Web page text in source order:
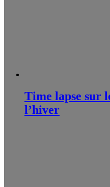
Time lapse sur
l’hiver